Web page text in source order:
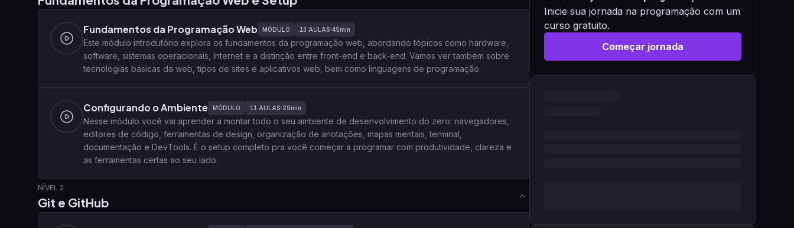
Fundamentos da Programação Web MÓDULO 13 AULAS 45min
Este módulo introdutório explora os fundamentos da programação web, abordando tópicos como hardware,
software, sistemas operacionais, Internet e a distinção entre front-end e back-end. Vamos ver também sobre
tecnologias básicas da web, tipos de sites e aplicativos web, bem como linguagens de programação.
Configurando o Ambiente MÓDULO 11 AULAS 29min
Nesse módulo você vai aprender a montar todo o seu ambiente de desenvolvimento do zero: navegadores,
editores de código, ferramentas de design, organização de anotações, mapas mentais, terminal,
documentação e DevTools. É o setup completo pra você começar a programar com produtividade, clareza e
as ferramentas certas ao seu lado.
NÍVEL 2
Git e GitHub
Inicie sua jornada na programação com um
curso gratuito.
Começar jornada